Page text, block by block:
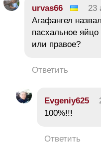
urvas66 23
Агафангел
пасхальное
или правое?
Ответить
Evgeniy625
100%!!!
Ответить